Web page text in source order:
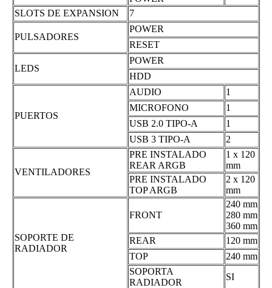
SLOTS DE EXPANSION
7
PULSADORES
POWER
RESET
LEDS
POWER
HDD
PUERTOS
AUDIO
1
MICROFONO
1
USB 2.0 TIPO-A
1
USB 3 TIPO-A
2
VENTILADORES
PRE INSTALADO
REAR ARGB
1 x 120
mm
PRE INSTALADO
TOP ARGB
2 x 120
mm
SOPORTE DE
RADIADOR
FRONT
240 mm
280 mm
360 mm
REAR
120 mm
TOP
240 mm
SOPORTA
RADIADOR
SI